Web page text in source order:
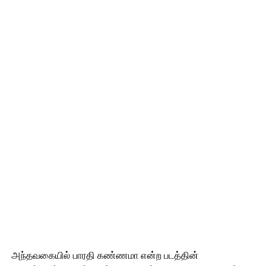
அந்தவகையில் பாரதி கண்ணமா என்ற படத்தின்